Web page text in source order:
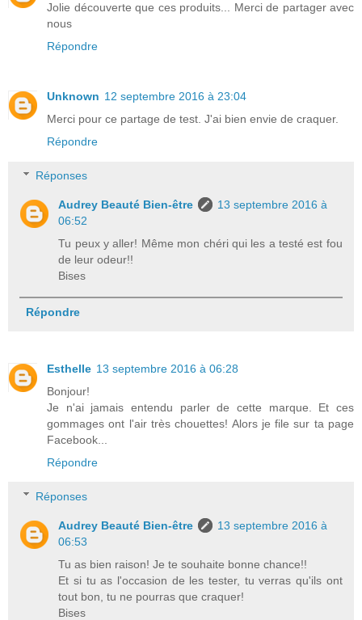
Jolie découverte que ces produits... Merci de partager avec
nous
Répondre
Unknown 12 septembre 2016 à 23:04
Merci pour ce partage de test. J'ai bien envie de craquer.
Répondre
Réponses
Audrey Beauté Bien-être
13 septembre 2016 à
06:52
Tu peux y aller! Même mon chéri qui les a testé est fou
de leur odeur!!
Bises
Répondre
Esthelle 13 septembre 2016 à 06:28
Bonjour!
Je n'ai jamais entendu parler de cette marque. Et ces
gommages ont l'air très chouettes! Alors je file sur ta page
Facebook...
Répondre
Réponses
Audrey Beauté Bien-être
13 septembre 2016 à
06:53
Tu as bien raison! Je te souhaite bonne chance!!
Et si tu as l'occasion de les tester, tu verras qu'ils ont
tout bon, tu ne pourras que craquer!
Bises